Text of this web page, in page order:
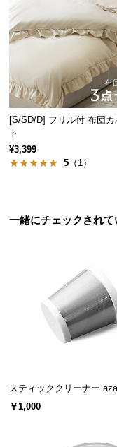
保
証
い
て
員
つ
ー
ト
[S/SD/D] フリル付 布団カ
ト
¥3,399
5 （1）
一緒にチェックされて
スティッククリーナー
ステンレスフィルター
￥1,000